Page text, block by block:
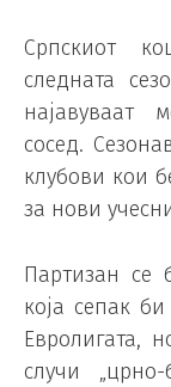
Српскиот
следната
најавуваат
сосед.
клубови кои
за нови
Партизан се
која сепак
Евролигата,
случи